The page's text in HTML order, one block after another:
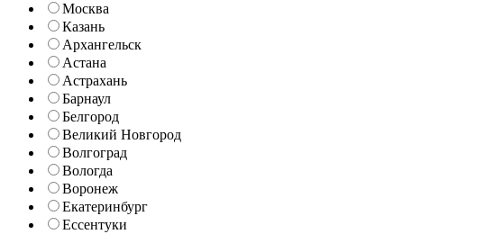
Москва
Казань
Архангельск
Астана
Астрахань
Барнаул
Белгород
Великий Новгород
Волгоград
Вологда
Воронеж
Екатеринбург
Ессентуки